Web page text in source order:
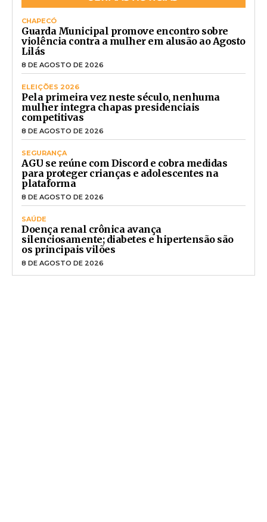
CHAPECÓ
Guarda Municipal promove encontro sobre
violência contra a mulher em alusão ao Agosto
Lilás
8 DE AGOSTO DE 2026
ELEIÇÕES 2026
Pela primeira vez neste século, nenhuma
mulher integra chapas presidenciais
competitivas
8 DE AGOSTO DE 2026
SEGURANÇA
AGU se reúne com Discord e cobra medidas
para proteger crianças e adolescentes na
plataforma
8 DE AGOSTO DE 2026
SAÚDE
Doença renal crônica avança
silenciosamente; diabetes e hipertensão são
os principais vilões
8 DE AGOSTO DE 2026